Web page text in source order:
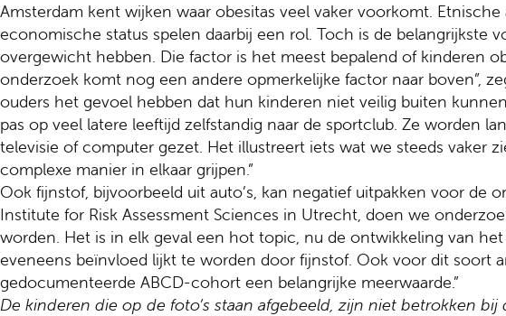
Amsterdam kent wijken waar obesitas veel vaker voorkomt.
economische status spelen daarbij een rol. Toch is de belangrijkste
overgewicht hebben. Die factor is het meest bepalend of kinderen
onderzoek komt nog een andere opmerkelijke factor naar boven”,
ouders het gevoel hebben dat hun kinderen niet veilig buiten
pas op veel latere leeftijd zelfstandig naar de sportclub. Ze worden
televisie of computer gezet. Het illustreert iets wat we steeds vaker
complexe manier in elkaar grijpen.”
Ook fijnstof, bijvoorbeeld uit auto’s, kan negatief uitpakken voor de
Institute for Risk Assessment Sciences in Utrecht, doen we
worden. Het is in elk geval een hot topic, nu de ontwikkeling van
eveneens beïnvloed lijkt te worden door fijnstof. Ook voor dit soort
gedocumenteerde ABCD-cohort een belangrijke meerwaarde.”
De kinderen die op de foto’s staan afgebeeld, zijn niet betrokken bij